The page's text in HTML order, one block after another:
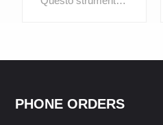
PHONE ORDERS